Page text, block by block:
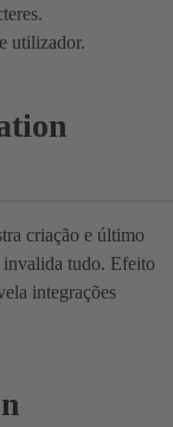
utilizador.
criação e último
invalida tudo. Efeito
integrações